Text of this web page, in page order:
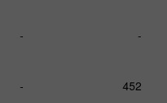
- -
- 452